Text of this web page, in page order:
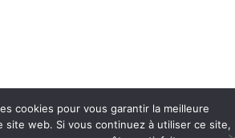
cookies pour vous garantir la meilleure
site web. Si vous continuez à utiliser ce site,